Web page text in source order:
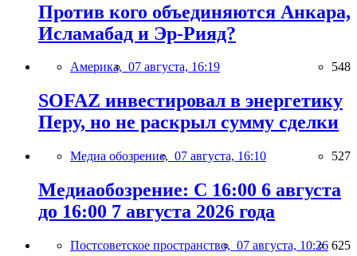
Против кого объединяются Анкара,
Исламабад и Эр-Рияд?
Америка, 07 августа, 16:19 548
SOFAZ инвестировал в энергетику
Перу, но не раскрыл сумму сделки
Медиа обозрение, 07 августа, 16:10 527
Медиаобозрение: С 16:00 6 августа
до 16:00 7 августа 2026 года
Постсоветское пространство, 07 августа, 10:26 625